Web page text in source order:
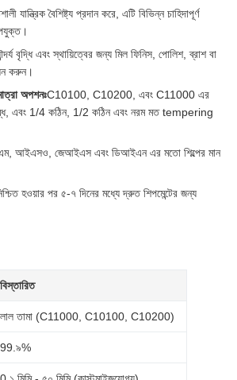
যান্ত্রিক বৈশিষ্ট্য প্রদান করে, এটি বিভিন্ন চাহিদাপূর্ণ
বৃদ্ধি এবং স্থায়িত্বের জন্য মিল ফিনিস, পোলিশ, ব্রাশ বা
করুন।
অপশনঃC10100, C10200, এবং C11000 এর
এবং 1/4 কঠিন, 1/2 কঠিন এবং নরম মত tempering
আইএসও, জেআইএস এবং ডিআইএন এর মতো শিল্পের মান
হওয়ার পর ৫-৭ দিনের মধ্যে দ্রুত শিপমেন্টের জন্য
বিস্তারিত
লাল তামা (C11000, C10100, C10200)
99.৯%